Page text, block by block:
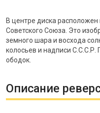
В центре диска
Советского Союза. Это
земного шара и восхода
колосьев и надписи С.С.С.Р.
ободок.
Описание